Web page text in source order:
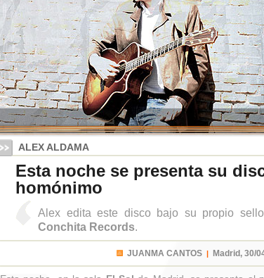
ALEX ALDAMA
Esta noche se presenta su
homónimo
Alex edita este disco bajo su propio
Conchita Records.
JUANMA CANTOS | Madrid, 30/